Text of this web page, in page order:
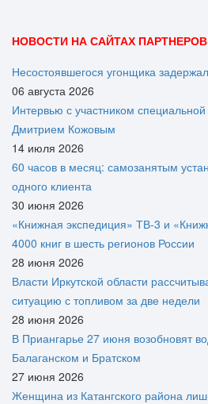
НОВОСТИ НА САЙТАХ ПАРТНЕРОВ
Несостоявшегося угонщика
06 августа 2026
Интервью с участником
Дмитрием Кожовым
14 июля 2026
60 часов в месяц: самозанятым
одного клиента
30 июня 2026
«Книжная экспедиция» ТВ-3 и
4000 книг в шесть регионов России
28 июня 2026
Власти Иркутской области
ситуацию с топливом за две недели
28 июня 2026
В Приангарье 27 июня возобновят
Балаганском и Братском
27 июня 2026
Женщина из Катангского района